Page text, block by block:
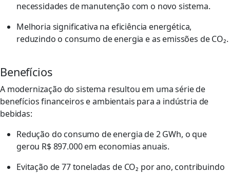
necessidades de manutenção com o novo sistema.
Melhoria significativa na eficiência energética,
reduzindo o consumo de energia e as emissões de CO₂.
Benefícios
A modernização do sistema resultou em uma série de
benefícios financeiros e ambientais para a indústria de
bebidas:
Redução do consumo de energia de 2 GWh, o que
gerou R$ 897.000 em economias anuais.
Evitação de 77 toneladas de CO₂ por ano, contribuindo